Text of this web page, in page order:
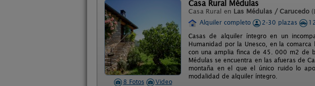
8 Fotos Video
Casa Rural Médulas
Casa Rural en Las Médulas / Carucedo
Alquiler completo
2-30 plazas
Casas de alquiler íntegro en un
Humanidad por la Unesco, en la
con una amplia finca de 45. 000 m2 de
Médulas se encuentra en las afueras de
montaña en el que el único ruido lo
modalidad de alquiler íntegro.